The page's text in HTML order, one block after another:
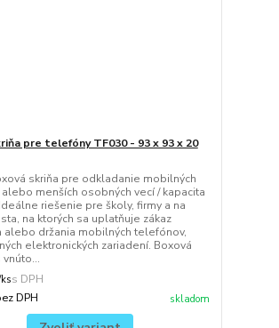
pre telefóny TF030 - 93 x 93 x 20
skriňa pre odkladanie mobilných
menších osobných vecí / kapacita
riešenie pre školy, firmy a na
na ktorých sa uplatňuje zákaz
alebo držania mobilných telefónov,
elektronických zariadení. Boxová
vnúto...
ks
DPH skladom